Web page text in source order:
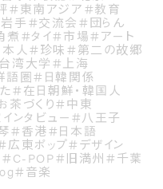
＃東南アジア＃教育
手＃交流会＃団らん
煮＃タイ＃市場＃アート
人 ＃珍味＃第二の故郷
湾大学＃上海
語圏＃日韓関係
＃在日朝鮮・韓国人
茶づくり＃中東
ンタビュー＃八王子
＃香港＃日本語
広東ポップ＃デザイン
＃C-POP＃旧満州＃千葉
＃音楽